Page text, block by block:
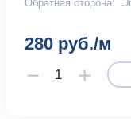
Обратная сторона:
280 руб./м